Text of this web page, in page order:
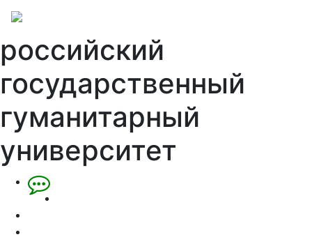
российский
государственный
гуманитарный
университет